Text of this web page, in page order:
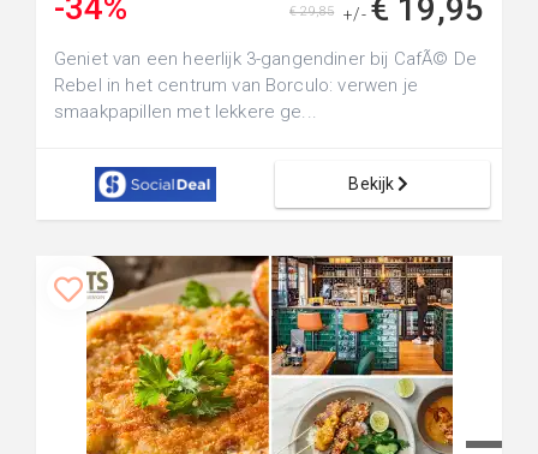
+/- € 19,95
€ 29,85
Geniet van een heerlijk 3-gangendiner bij CafÃ© De
Rebel in het centrum van Borculo: verwen je
smaakpapillen met lekkere ge...
Bekijk